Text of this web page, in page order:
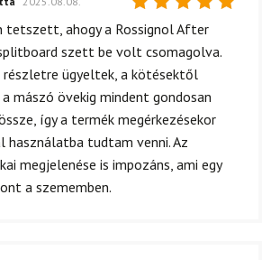
Értékelés:
/ 5
tetszett, ahogy a Rossignol After
szett be volt csomagolva.
részletre ügyeltek, a kötésektől
mászó övekig mindent gondosan
így a termék megérkezésekor
használatba tudtam venni. Az
megjelenése is impozáns, ami egy
a szememben.